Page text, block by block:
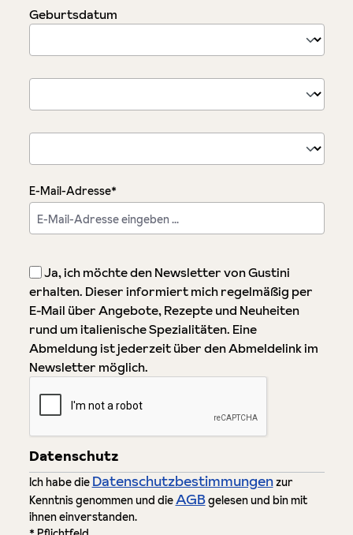
Geburtsdatum
E-Mail-Adresse*
Ja, ich möchte den Newsletter von Gustini
erhalten. Dieser informiert mich regelmäßig per
E-Mail über Angebote, Rezepte und Neuheiten
rund um italienische Spezialitäten. Eine
Abmeldung ist jederzeit über den Abmeldelink im
Newsletter möglich.
Datenschutz
Ich habe die Datenschutzbestimmungenzur
Kenntnis genommen und dieAGBgelesen und bin mit
ihnen einverstanden.